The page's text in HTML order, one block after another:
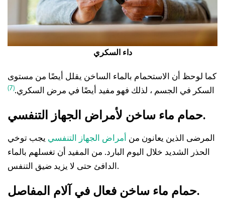
داء السكري
كما لوحظ أن الاستحمام بالماء الساخن يقلل أيضًا من مستوى
السكر في الجسم ، لذلك فهو مفيد أيضًا في مرض السكري.(7)
حمام ماء ساخن لأمراض الجهاز التنفسي.
المرضى الذين يعانون من أمراض الجهاز التنفسي يجب توخي
الحذر الشديد خلال اليوم البارد. من المفيد أن تغسلهم بالماء
الدافئ حتى لا يزيد ضيق التنفس.
حمام ماء ساخن فعال في آلام المفاصل.